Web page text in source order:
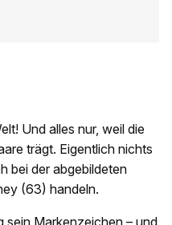
Und alles nur, weil die
trägt. Eigentlich nichts
bei der abgebildeten
(63) handeln.